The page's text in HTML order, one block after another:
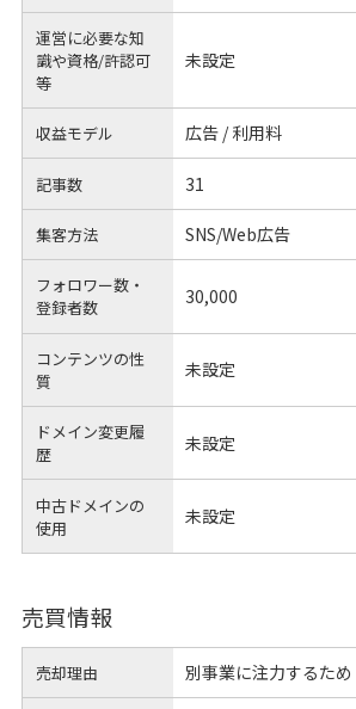
運営に必要な知
識や資格/許認可
等
未設定
収益モデル 広告 / 利用料
記事数 31
集客方法 SNS/Web広告
フォロワー数・
登録者数
30,000
コンテンツの性
質
未設定
ドメイン変更履
歴
未設定
中古ドメインの
使用
未設定
売買情報
売却理由 別事業に注力するため